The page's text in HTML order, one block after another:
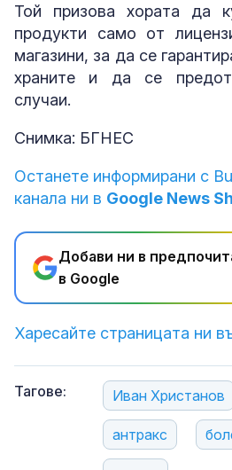
Той призова хората да
продукти само от
магазини, за да се
храните и да се
случаи.
Снимка: БГНЕС
Останете информирани с
канала ни в Google News
Добави ни в
в Google
Харесайте страницата ни
Тагове: Иван Христанов
антракс